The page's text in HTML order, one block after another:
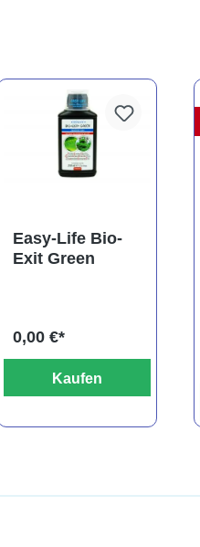
Easy-Life Bio-
Exit Green
0,00 €*
Kaufen